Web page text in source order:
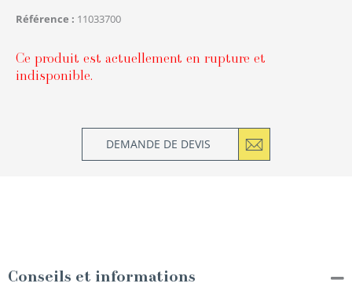
Référence 11033700
Ce produit est actuellement en rupture et
indisponible.
DEMANDE DE DEVIS
Conseils et informations